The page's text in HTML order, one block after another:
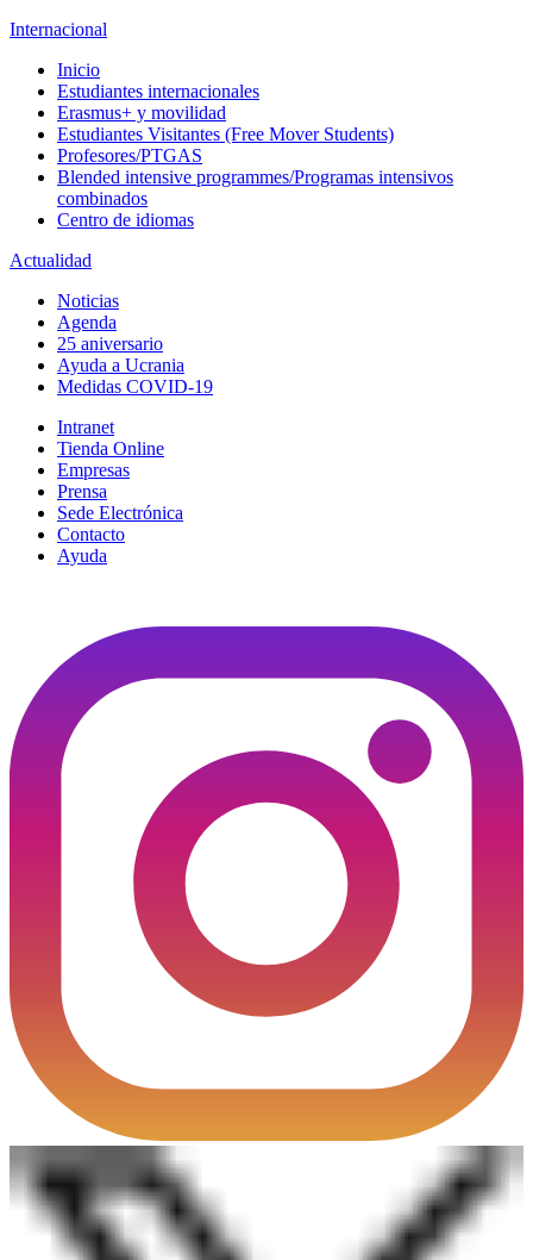
Internacional
Inicio
Estudiantes internacionales
Erasmus+ y movilidad
Estudiantes Visitantes (Free Mover Students)
Profesores/PTGAS
Blended intensive programmes/Programas intensivos
combinados
Centro de idiomas
Actualidad
Noticias
Agenda
25 aniversario
Ayuda a Ucrania
Medidas COVID-19
Intranet
Tienda Online
Empresas
Prensa
Sede Electrónica
Contacto
Ayuda